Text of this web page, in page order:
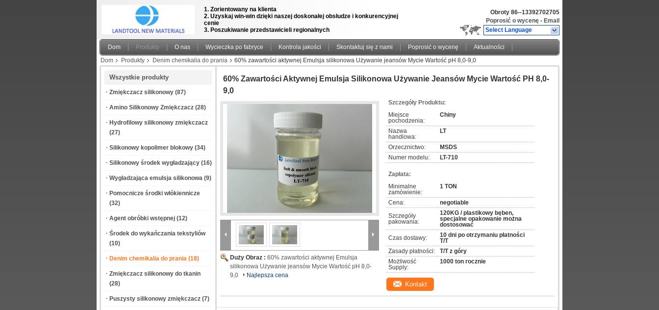
1. Zorientowany na klienta
2. Uzyskaj win-win dzięki naszej doskonałej obsłudze i konkurencyjnej
cenie
3. Poszukiwanie przedstawicieli regionalnych
Obroty 86--13392702705
Poprosić o wycenę - Email
Select Language
Dom Produkty O nas Wycieczka po fabryce Kontrola jakości Skontaktuj się z nami Poprosić o wycenę
Aktualności
Dom
Produkty Denim chemikalia do prania 60% zawartości aktywnej Emulsja silikonowa Używanie jeansów Mycie Wartość pH 8,0-9,0
Wszystkie produkty
Zmiękczacz silikonowy (87)
Amino Silikonowy Zmiękczacz (28)
Hydrofilowy silikonowy zmiękczacz
(27)
Silikonowy kopolimer blokowy (34)
Silikonowy środek wygładzający (16)
Wygładzająca emulsja silikonowa (9)
Pomocnicze środki włókiennicze
(32)
Agent obróbki wstępnej (12)
Środek do wykańczania tekstyliów
(10)
Denim chemikalia do prania (18)
Zmiękczacz silikonowy do tkanin
(28)
Puszysty silikonowy zmiękczacz (7)
60% Zawartości Aktywnej Emulsja Silikonowa Używanie Jeansów Mycie Wartość PH 8,0-
9,0
Duży Obraz : 60% zawartości aktywnej Emulsja
silikonowa Używanie jeansów Mycie Wartość pH 8,0-
9,0
Najlepsza cena
Szczegóły Produktu:
Miejsce
pochodzenia:
Chiny
Nazwa
handlowa:
LT
Orzecznictwo:
MSDS
Numer modelu:
LT-710
Zapłata:
Minimalne
zamówienie:
1 TON
Cena:
negotiable
Szczegóły
pakowania:
120KG / plastikowy bęben,
specjalne opakowanie można
dostosować
Czas dostawy:
10 dni po otrzymaniu płatności
T/T
Zasady płatności:
T/T z góry
Możliwość
Supply:
1000 ton rocznie
Kontakt